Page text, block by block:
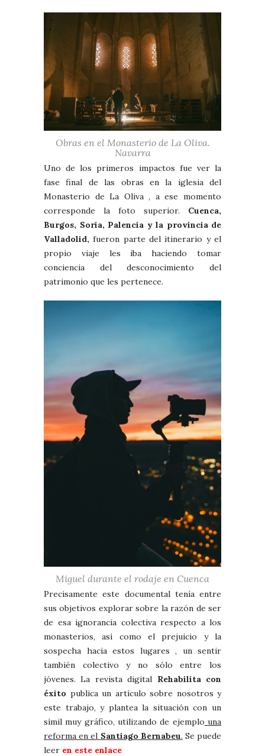
Obras en el Monasterio de La Oliva.
Navarra
Uno de los primeros impactos fue ver la
fase final de las obras en la iglesia del
Monasterio de La Oliva , a ese momento
corresponde la foto superior. Cuenca,
Burgos, Soria, Palencia y la provincia de
Valladolid,fueron parte del itinerario y el
propio viaje les iba haciendo tomar
conciencia del desconocimiento del
patrimonio que les pertenece.
Miguel durante el rodaje en Cuenca
Precisamente este documental tenía entre
sus objetivos explorar sobre la razón de ser
de esa ignorancia colectiva respecto a los
monasterios, así como el prejuicio y la
sospecha hacia estos lugares , un sentir
también colectivo y no sólo entre los
jóvenes. La revista digital Rehabilita con
éxito publica un artículo sobre nosotros y
este trabajo, y plantea la situación con un
símil muy gráfico, utilizando de ejemplo una
reforma en el Santiago Bernabeu. Se puede
leer en este enlace